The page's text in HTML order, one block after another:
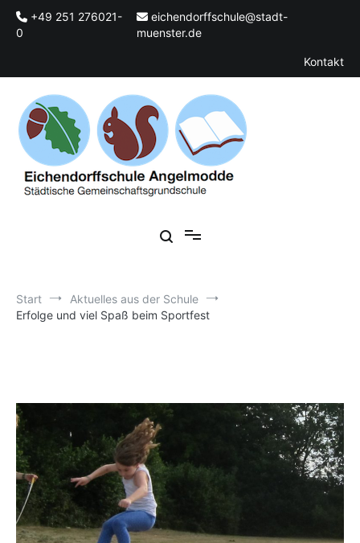
Zum
Inhalt
springen
+49 251 276021-
0
eichendorffschule@stadt-
muenster.de
Kontakt
Start
Aktuelles aus der Schule
Erfolge und viel Spaß beim Sportfest